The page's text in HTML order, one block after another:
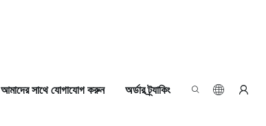
আমাদের সাথে যোগাযোগ করুন অর্ডার ট্র্যাকিং